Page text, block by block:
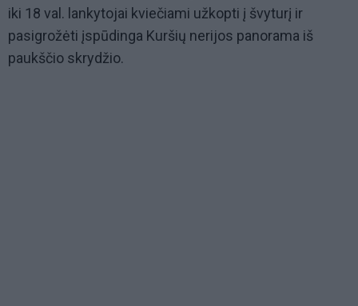
iki 18 val. lankytojai kviečiami užkopti į švyturį ir
pasigrožėti įspūdinga Kuršių nerijos panorama iš
paukščio skrydžio.